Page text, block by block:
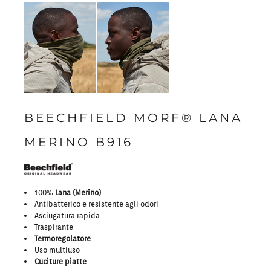
BEECHFIELD MORF® LANA
MERINO B916
100% Lana (Merino)
Antibatterico e resistente agli odori
Asciugatura rapida
Traspirante
Termoregolatore
Uso multiuso
Cuciture piatte